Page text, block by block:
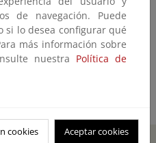
de navegación. Puede
si lo desea configurar qué
más información sobre
nuestra Política de
cookies Aceptar cookies